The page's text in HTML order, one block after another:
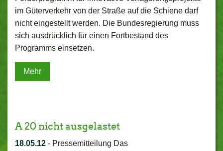
im Güterverkehr von der Straße auf die Schiene darf
nicht eingestellt werden. Die Bundesregierung muss
sich ausdrücklich für einen Fortbestand des
Programms einsetzen.
Mehr
A 20 nicht ausgelastet
18.05.12 - Pressemitteilung Das